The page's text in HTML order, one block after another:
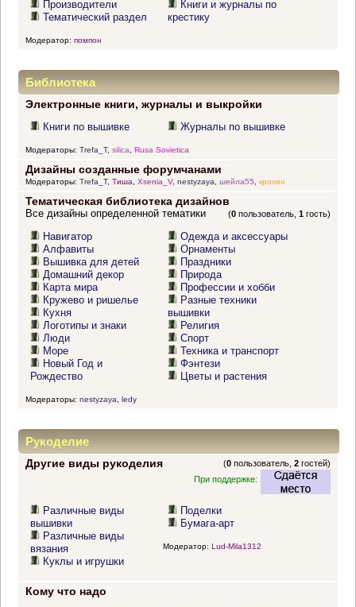
Производители
Тематический раздел
Книги и журналы по
крестику
Модератор: помпон
Библиотека
Электронные книги, журналы и выкройки
Книги по вышивке Журналы по вышивке
Модераторы: Trefa_T, silica Rusa Sovietica
Дизайны созданные форумчанами
Модераторы: Trefa_T, Тиша, Xsenia_V, nestyzaya, шейла55, крохин
Тематическая библиотека дизайнов
(0 пользователь,1 гость)
Все дизайны определенной тематики
Навигатор
Алфавиты
Вышивка для детей
Домашний декор
Карта мира
Кружево и ришелье
Кухня
Логотипы и знаки
Люди
Море
Новый Год и
Рождество
Одежда и аксессуары
Орнаменты
Праздники
Природа
Профессии и хобби
Разные техники
вышивки
Религия
Спорт
Техника и транспорт
Фэнтези
Цветы и растения
Модераторы: nestyzaya ledy
Рукоделие
Другие виды рукоделия (0 пользователь,2 гостей)
При поддержке:
Различные виды
вышивки
Различные виды
вязания
Куклы и игрушки
Поделки
Бумага-арт
Модератор: Lud-Mila1312
Кому что надо